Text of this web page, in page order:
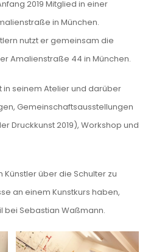
2019 Mitglied in einer
in München.
nutzt er gemeinsam die
Amalienstraße 44 in München.
seinem Atelier und darüber
Gemeinschaftsausstellungen
Druckkunst 2019), Workshop und
über die Schulter zu
an einem Kunstkurs haben,
bei Sebastian Waßmann.